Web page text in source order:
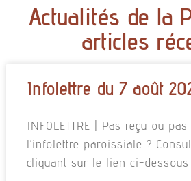
Actualités de la
articles
Infolettre du 7 août
INFOLETTRE | Pas reçu ou
l’infolettre paroissiale ?
cliquant sur le lien ci-dessous